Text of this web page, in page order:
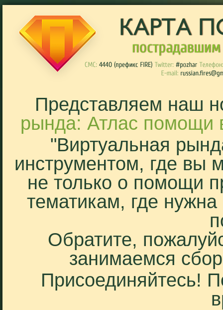
Представляем наш
рында: Атлас помощи
"Виртуальная
инструментом, где вы
не только о помощи
тематикам, где
Обратите,
занимаемся
Присоединяйтесь!